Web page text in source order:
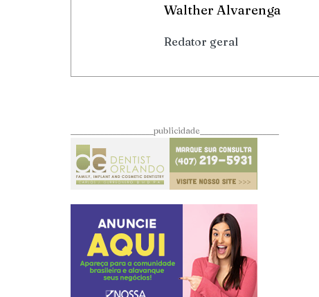
Walther Alvarenga
Redator geral
____________________publicidade___________________